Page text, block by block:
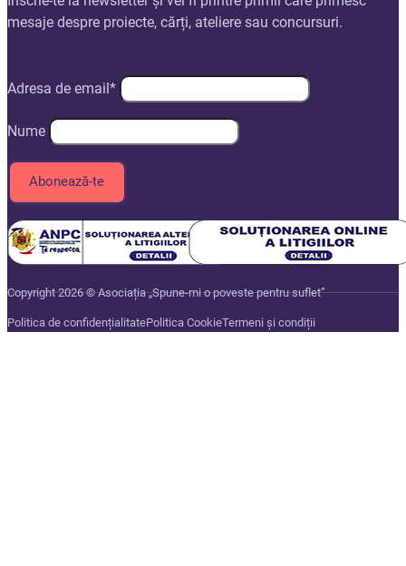
mesaje despre proiecte, cărți, ateliere sau concursuri.
Adresa de email*
Nume
Copyright 2026 © Asociația „Spune-mi o poveste pentru suflet”
Politica de confidențialitatePolitica CookieTermeni și condiții